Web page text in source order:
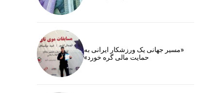
«مسیر جهانی یک ورزشکار ایرانی به
حمایت مالی گره خورد»